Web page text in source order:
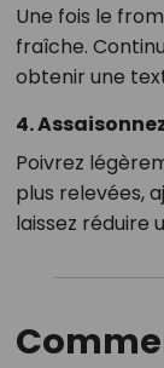
Une fois le
fraîche.
obtenir une
4.
Poivrez
plus relevées,
laissez réduire